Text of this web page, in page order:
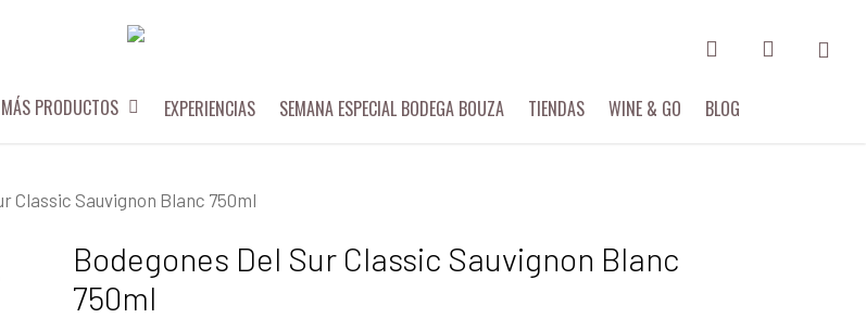
MÁS PRODUCTOS EXPERIENCIAS SEMANA ESPECIAL BODEGA BOUZA TIENDAS WINE & GO BLOG
Classic Sauvignon Blanc 750ml
Bodegones Del Sur Classic Sauvignon Blanc
750ml